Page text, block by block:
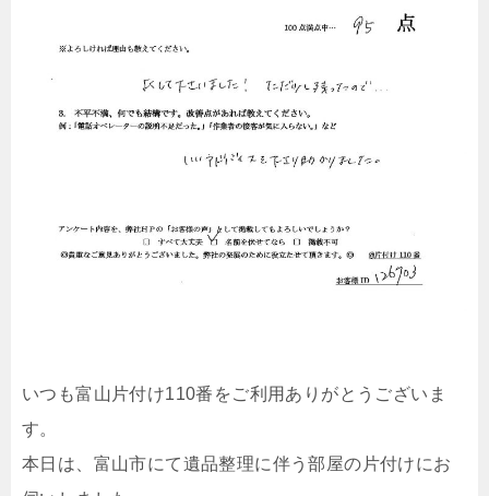
いつも富山片付け110番をご利用ありがとうございま
す。
本日は、富山市にて遺品整理に伴う部屋の片付けにお